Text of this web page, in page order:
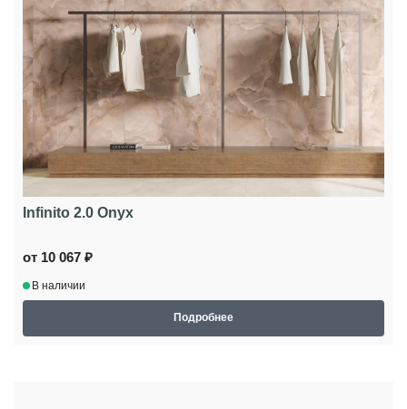
Infinito 2.0 Onyx
от 10 067 ₽
В наличии
Подробнее